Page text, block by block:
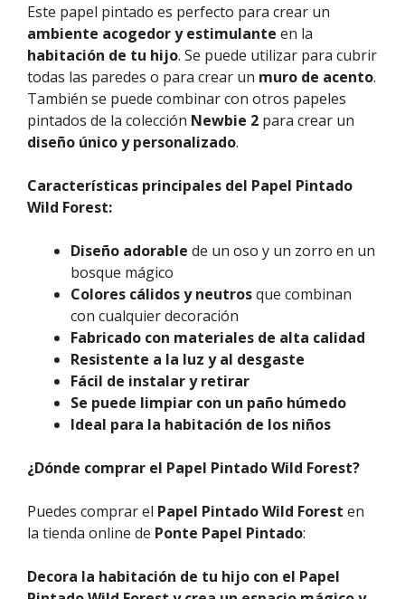
Este papel pintado es perfecto para crear un
ambiente acogedor y estimulante en la
habitación de tu hijo. Se puede utilizar para cubrir
todas las paredes o para crear un muro de acento.
También se puede combinar con otros papeles
pintados de la colección Newbie 2 para crear un
diseño único y personalizado.
Características principales del Papel Pintado
Wild Forest:
Diseño adorable de un oso y un zorro en un
bosque mágico
Colores cálidos y neutrosque combinan
con cualquier decoración
Fabricado con materiales de alta calidad
Resistente a la luz y al desgaste
Fácil de instalar y retirar
Se puede limpiar con un paño húmedo
Ideal para la habitación de los niños
¿Dónde comprar el Papel Pintado Wild Forest?
Puedes comprar el Papel Pintado Wild Forest en
la tienda online de Ponte Papel Pintado:
Decora la habitación de tu hijo con el Papel